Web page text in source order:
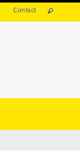
Contact